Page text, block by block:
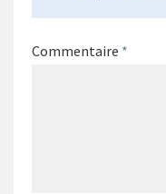
Commentaire *